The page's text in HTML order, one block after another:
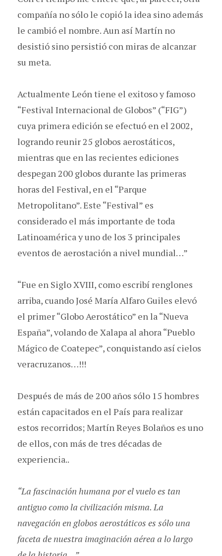
compañía no sólo le copió la idea sino además
le cambió el nombre. Aun así Martín no
desistió sino persistió con miras de alcanzar
su meta.
Actualmente León tiene el exitoso y famoso
“Festival Internacional de Globos” (“FIG”)
cuya primera edición se efectuó en el 2002,
logrando reunir 25 globos aerostáticos,
mientras que en las recientes ediciones
despegan 200 globos durante las primeras
horas del Festival, en el “Parque
Metropolitano”. Este “Festival” es
considerado el más importante de toda
Latinoamérica y uno de los 3 principales
eventos de aerostación a nivel mundial…”
“Fue en Siglo XVIII, como escribí renglones
arriba, cuando José María Alfaro Guiles elevó
el primer “Globo Aerostático” en la “Nueva
España”, volando de Xalapa al ahora “Pueblo
Mágico de Coatepec”, conquistando así cielos
veracruzanos…!!!
Después de más de 200 años sólo 15 hombres
están capacitados en el País para realizar
estos recorridos; Martín Reyes Bolaños es uno
de ellos, con más de tres décadas de
experiencia..
“La fascinación humana por el vuelo es tan
antiguo como la civilización misma. La
navegación en globos aerostáticos es sólo una
faceta de nuestra imaginación aérea a lo largo